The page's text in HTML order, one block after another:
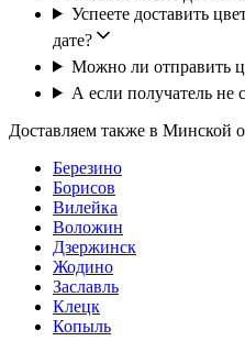
Успеете доставить
дате?
Можно ли отправить
А если получатель не
Доставляем также в Минской
Березино
Борисов
Вилейка
Воложин
Дзержинск
Жодино
Заславль
Клецк
Копыль